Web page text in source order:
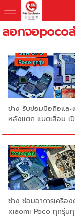
ลอกจอpoco
ช่าง รับซ่อมมือถือและ
หลังแตก แบตเสื่อม เปิ
ช่าง ซ่อมอาการเครื่อ
xiaomi Poco ทุกรุ่นทุ